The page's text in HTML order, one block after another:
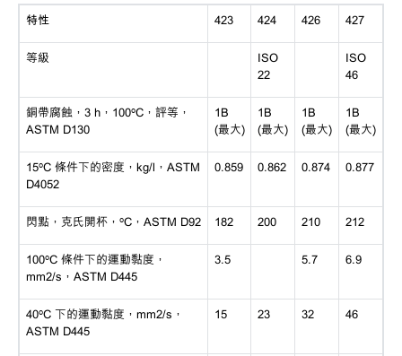
特性 423 424 426 427
等級
ISO
22
ISO
46
銅帶腐蝕， 3 h，100ºC，評等，
ASTM D130
1B
(最大)
1B
(最大)
1B
(最大)
1B
(最大)
15ºC 條件下的密度，kg/l，ASTM
D4052
0.859 0.862 0.874 0.877
閃點，克氏開杯， ºC，ASTM D92 182 200 210 212
100ºC 條件下的運動黏度，
mm2/s，ASTM D445
3.5 5.7 6.9
40ºC 下的運動黏度，mm2/s，
ASTM D445
15 23 32 46